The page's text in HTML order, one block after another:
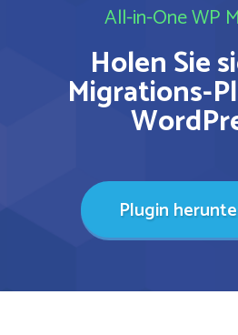
All-in-One WP
Holen Sie
Migrations-
Plugin